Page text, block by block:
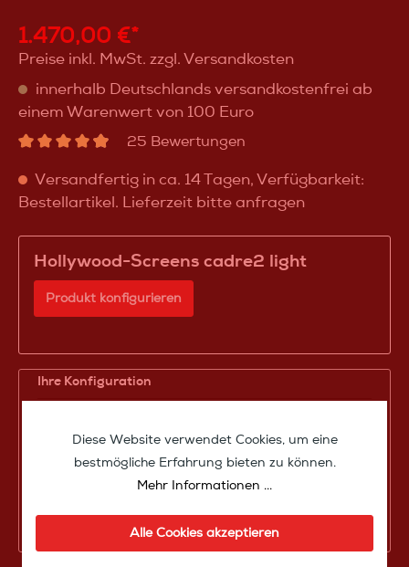
1.470,00 €*
Preise inkl. MwSt. zzgl. Versandkosten
innerhalb Deutschlands versandkostenfrei ab
einem Warenwert von 100 Euro
25 Bewertungen
Versandfertig in ca. 14 Tagen, Verfügbarkeit:
Bestellartikel. Lieferzeit bitte anfragen
Hollywood-Screens cadre2 light
Produkt konfigurieren
Ihre Konfiguration
Zwischensumme
1.470,00 €*
Zusammenfassung
Diese Website verwendet Cookies, um eine
bestmögliche Erfahrung bieten zu können.
Mehr Informationen ...
Alle Cookies akzeptieren